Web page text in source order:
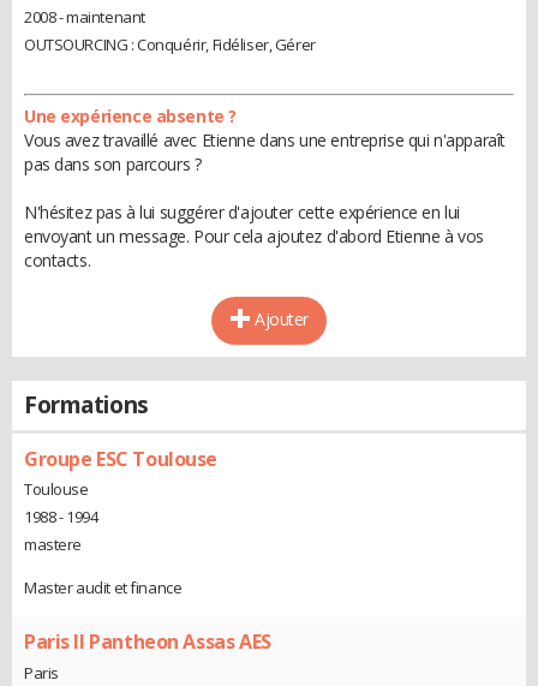
2008 - maintenant
OUTSOURCING : Conquérir, Fidéliser, Gérer
Une expérience absente ?
Vous avez travaillé avec Etienne dans une entreprise qui n'apparaît
pas dans son parcours ?
N'hésitez pas à lui suggérer d'ajouter cette expérience en lui
envoyant un message. Pour cela ajoutez d'abord Etienne à vos
contacts.
Ajouter
Formations
Groupe ESC Toulouse
Toulouse
1988 - 1994
mastere
Master audit et finance
Paris II Pantheon Assas AES
Paris